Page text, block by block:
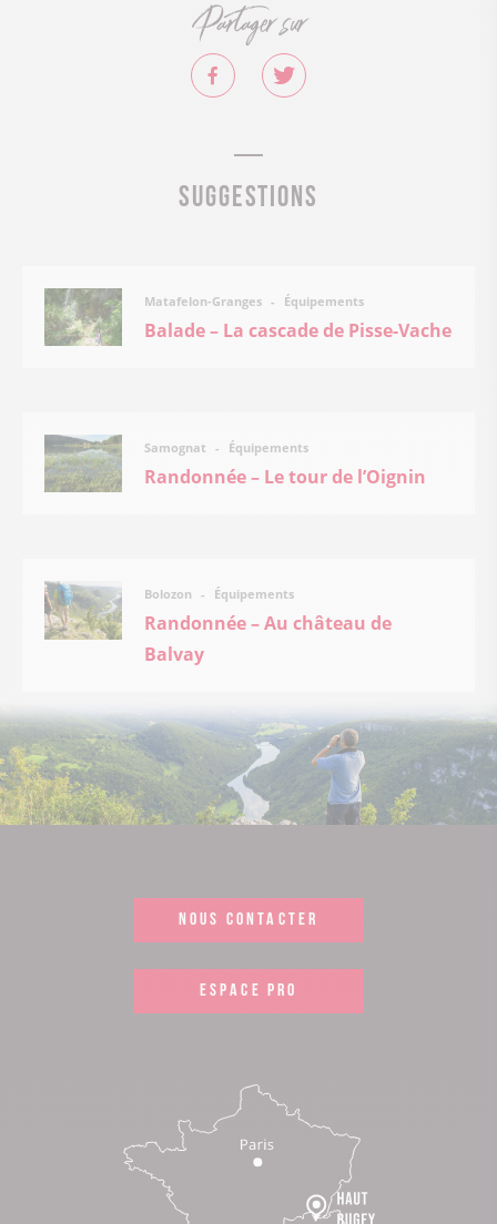
Partager sur
Suggestions
Matafelon-Granges Équipements
Balade – La cascade de Pisse-Vache
Samognat Équipements
Randonnée – Le tour de l’Oignin
Bolozon Équipements
Randonnée – Au château de
Balvay
NOUS CONTACTER
ESPACE PRO